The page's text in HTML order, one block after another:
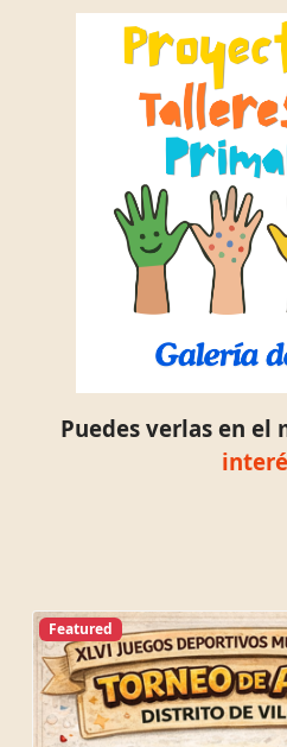
Puedes verlas en el
Featured